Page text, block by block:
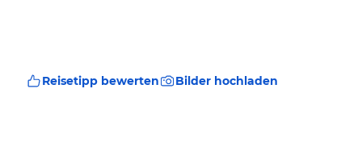
Reisetipp bewerten Bilder hochladen